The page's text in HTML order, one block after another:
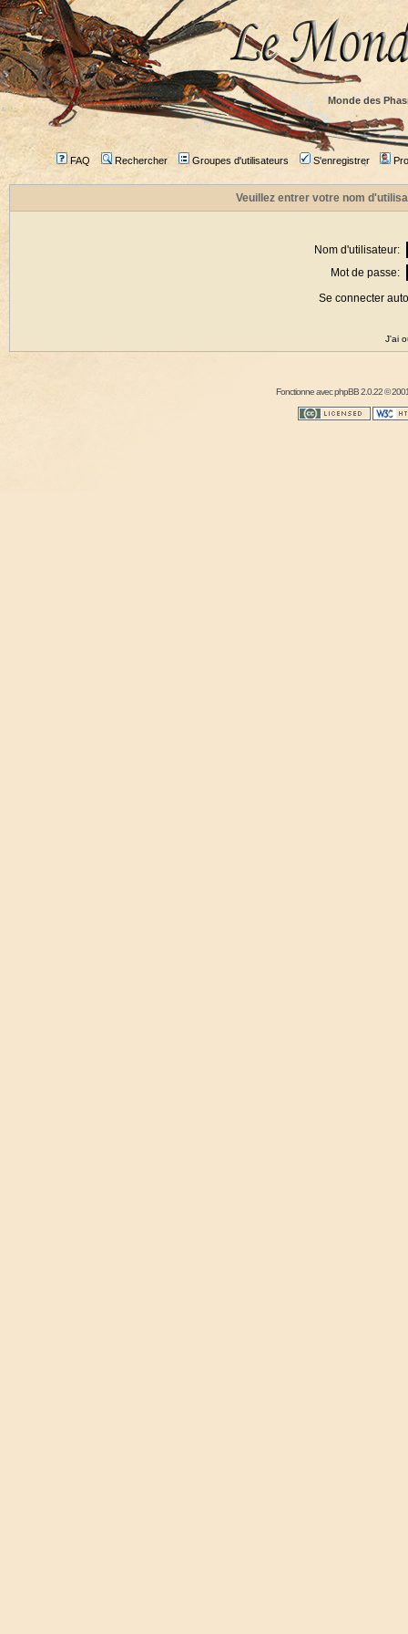
Monde des
FAQ Rechercher Groupes d'utilisateurs S'enregistrer
Veuillez entrer votre nom
Nom d'utilisateur:
Mot de passe:
Se connecter
J'ai
Fonctionne avecphpBB2.0.22 ©